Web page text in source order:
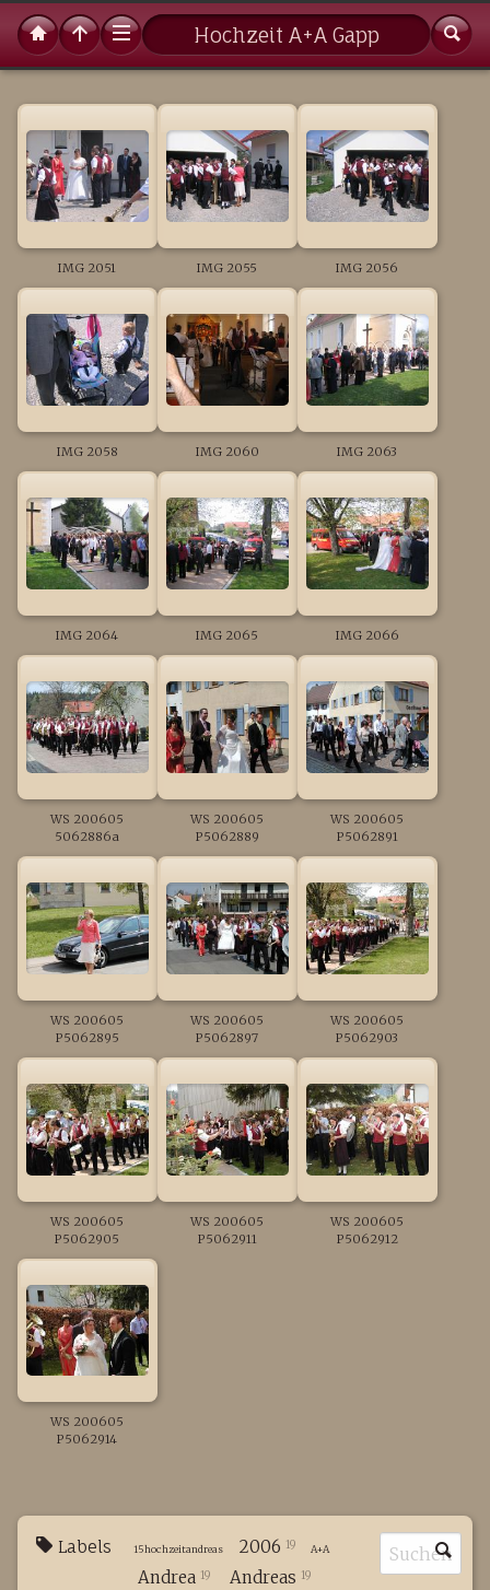
Hochzeit A+A Gapp
IMG 2051 IMG 2055 IMG 2056
IMG 2058 IMG 2060 IMG 2063
IMG 2064 IMG 2065 IMG 2066
WS 200605
5062886a
WS 200605
P5062889
WS 200605
P5062891
WS 200605
P5062895
WS 200605
P5062897
WS 200605
P5062903
WS 200605
P5062905
WS 200605
P5062911
WS 200605
P5062912
WS 200605
P5062914
Labels 15hochzeitandreas 2006 19 A+A
Andrea 19 Andreas 19